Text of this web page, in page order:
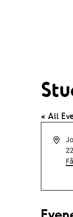
« All
A
s